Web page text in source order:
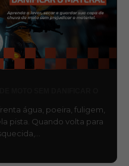
água, poeira, fuligem,
pista. Quando volta para